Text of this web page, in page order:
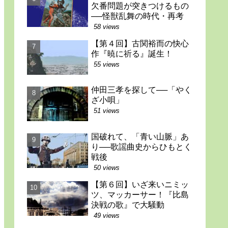
欠番問題が突きつけるもの
──怪獣乱舞の時代・再考
58 views
【第４回】古関裕而の快心
作『暁に祈る』誕生！
55 views
仲田三孝を探して──「やく
ざ小唄」
51 views
国破れて、「青い山脈」あ
り──歌謡曲史からひもとく
戦後
50 views
【第６回】いざ来いニミッ
ツ、マッカーサー！『比島
決戦の歌』で大騒動
49 views